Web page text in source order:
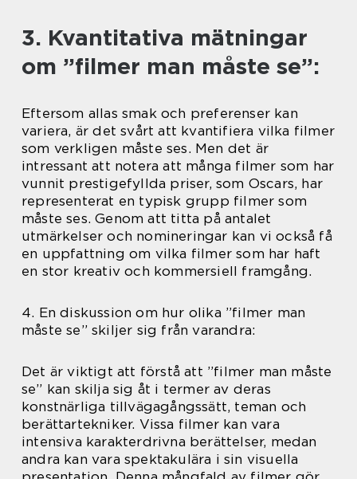
3. Kvantitativa mätningar
om ”filmer man måste se”:
Eftersom allas smak och preferenser kan
variera, är det svårt att kvantifiera vilka filmer
som verkligen måste ses. Men det är
intressant att notera att många filmer som har
vunnit prestigefyllda priser, som Oscars, har
representerat en typisk grupp filmer som
måste ses. Genom att titta på antalet
utmärkelser och nomineringar kan vi också få
en uppfattning om vilka filmer som har haft
en stor kreativ och kommersiell framgång.
4. En diskussion om hur olika ”filmer man
måste se” skiljer sig från varandra:
Det är viktigt att förstå att ”filmer man måste
se” kan skilja sig åt i termer av deras
konstnärliga tillvägagångssätt, teman och
berättartekniker. Vissa filmer kan vara
intensiva karakterdrivna berättelser, medan
andra kan vara spektakulära i sin visuella